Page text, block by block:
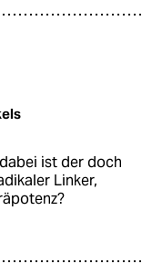
ist der doch
Linker,